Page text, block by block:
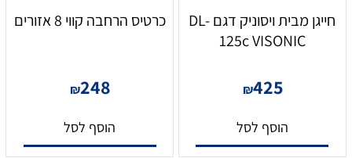
חייגן מבית ויסוניק דגם DL-
125c VISONIC
₪425
הוסף לסל
כרטיס הרחבה קווי 8 אזורים
₪248
הוסף לסל